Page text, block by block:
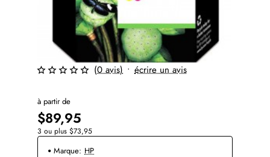
(0 avis) • écrire un avis
à partir de
$89,95
3 ou plus $73,95
Marque: HP